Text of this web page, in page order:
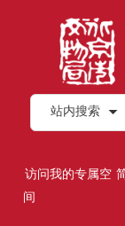
站内搜索
访问我的专属空
间